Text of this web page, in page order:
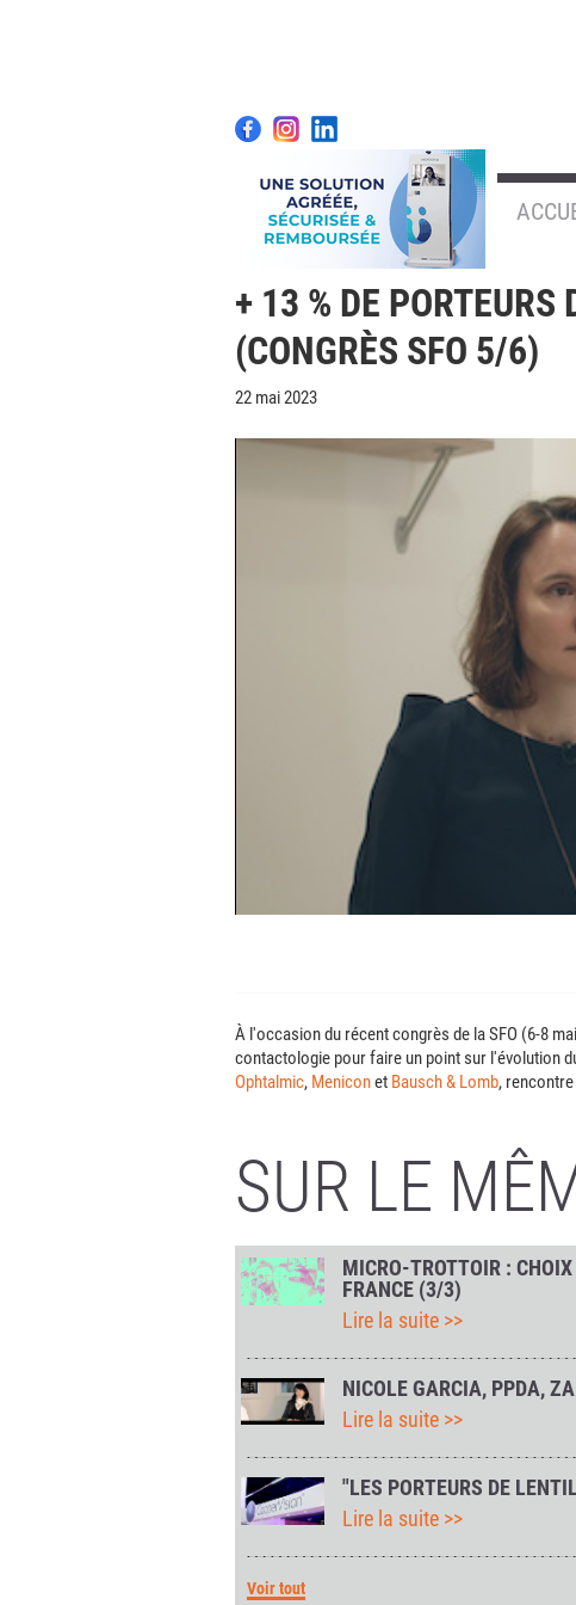
+ 13 % DE
(CONGRÈS SFO 5/6)
22 mai 2023
À l'occasion du récent congrès de la SFO (6-8
contactologie pour faire un point sur l'évolution
Ophtalmic, Meniconet Bausch & Lomb,
SUR LE
MICRO-TROTTOIR :
FRANCE (3/3)
Lire la suite >>
NICOLE GARCIA, PPDA,
Lire la suite >>
"LES PORTEURS DE
Lire la suite >>
Voir tout